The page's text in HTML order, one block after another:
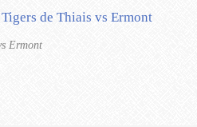
Tigers de Thiais vs Ermont
Ermont